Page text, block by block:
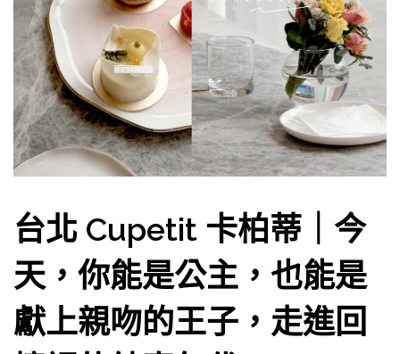
台北 Cupetit 卡柏蒂｜今
天，你能是公主，也能是
獻上親吻的王子，走進回